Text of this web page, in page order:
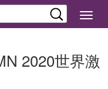
切
换
航
2020世界激